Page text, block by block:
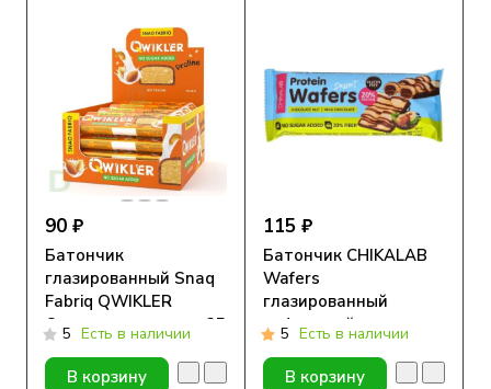
90 ₽
Батончик
глазированный Snaq
Fabriq QWIKLER
Ореховое пралине, 35
гр
5 Есть в наличии
В корзину
115 ₽
Батончик CHIKALAB
Wafers
глазированный
вафельный
Шоколадно-ореховый
десерт, 40гр
5 Есть в наличии
В корзину